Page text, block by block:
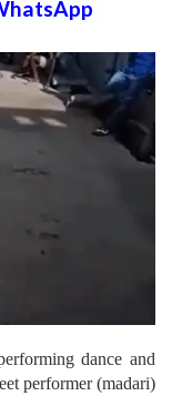
dance and
performer (madari)